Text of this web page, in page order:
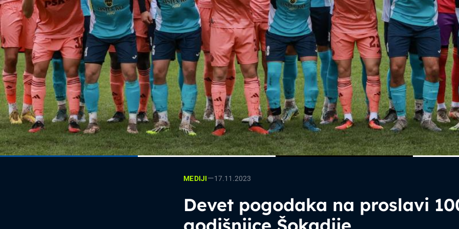
MEDIJI—17.11.2023
Devet pogodaka na proslavi